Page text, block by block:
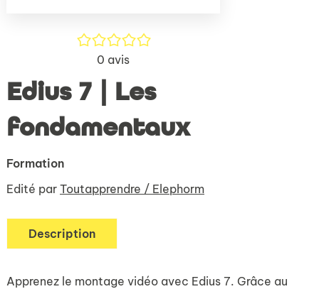
/5
0 avis
Edius 7 | Les
fondamentaux
Formation
Edité par Toutapprendre / Elephorm
Description
Apprenez le montage vidéo avec Edius 7. Grâce au